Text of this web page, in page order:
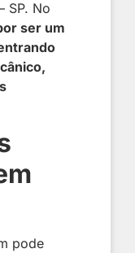
SP. No
ser um
pode